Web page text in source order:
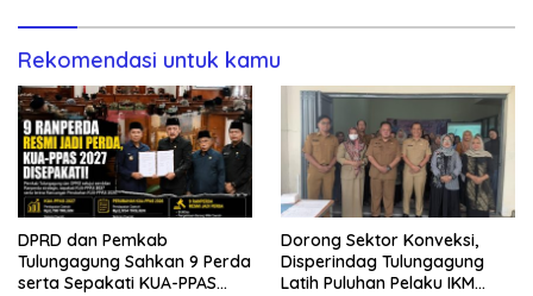
Rekomendasi untuk kamu
DPRD dan Pemkab
Tulungagung Sahkan 9 Perda
serta Sepakati KUA-PPAS
Dorong Sektor Konveksi,
Disperindag Tulungagung
Latih Puluhan Pelaku IKM